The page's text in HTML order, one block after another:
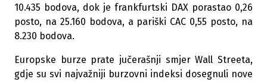
10.435 bodova, dok je frankfurtski DAX porastao 0,26
posto, na 25.160 bodova, a pariški CAC 0,55 posto, na
8.230 bodova.
Europske burze prate jučerašnji smjer Wall Streeta,
gdje su svi najvažniji burzovni indeksi dosegnuli nove